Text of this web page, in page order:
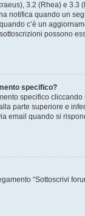
3.2 (Rhea) e 3.3
notifica quando un
c’è un
possono
specifico?
specifico
parte superiore e
email quando si
“Sottoscrivi